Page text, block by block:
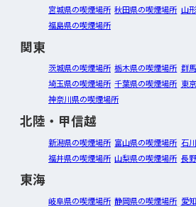
宮城県の喫煙場所 秋田県の喫煙場所 山
福島県の喫煙場所
関東
茨城県の喫煙場所 栃木県の喫煙場所 群
埼玉県の喫煙場所 千葉県の喫煙場所 東
神奈川県の喫煙場所
北陸・甲信越
新潟県の喫煙場所 富山県の喫煙場所 石
福井県の喫煙場所 山梨県の喫煙場所 長
東海
岐阜県の喫煙場所 静岡県の喫煙場所 愛